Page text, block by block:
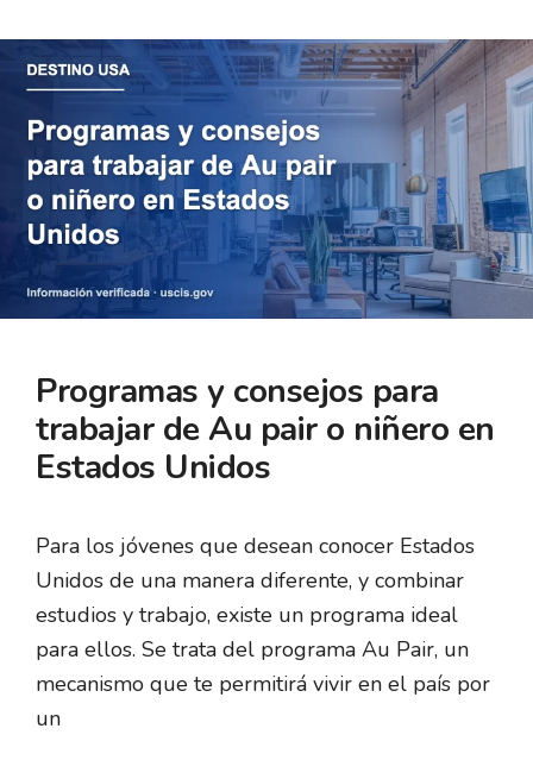
Programas y consejos para
trabajar de Au pair o niñero en
Estados Unidos
Para los jóvenes que desean conocer Estados
Unidos de una manera diferente, y combinar
estudios y trabajo, existe un programa ideal
para ellos. Se trata del programa Au Pair, un
mecanismo que te permitirá vivir en el país por
un